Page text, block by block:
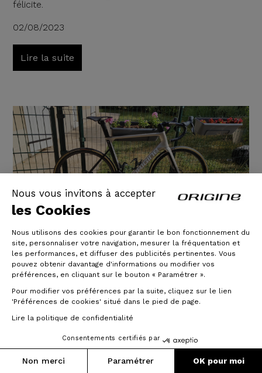
Nous vous invitons à accepter
les Cookies
Nous utilisons des cookies pour garantir le bon fonctionnement du
site, personnaliser votre navigation, mesurer la fréquentation et
les performances, et diffuser des publicités pertinentes. Vous
pouvez obtenir davantage d'informations ou modifier vos
préférences, en cliquant sur le bouton « Paramétrer ».
Pour modifier vos préférences par la suite, cliquez sur le lien
'Préférences de cookies' situé dans le pied de page.
Lire la politique de confidentialité
Consentements certifiés par
Non merci Paramétrer OK pour moi
félicite.
02/08/2023
Lire la suite
Fraxion Gtr - Sram Rival eTap AXS
- Prymahl Orion C35 R
Client ORIGINE depuis cette année et bien que
réfractaire à donner mon avis à la suite d'une
commande, je souhaite néanmoins cette fois-ci
Comme beaucoup clients de la marque, j’ai été séduit
par le fait qu’ORIGINE est une société française, créée
par des passionnés de vélo. La philosophie de la
marque ayant pour objectifs de produire des vélos à